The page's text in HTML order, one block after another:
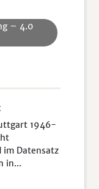
– 4.0
1946-
im Datensatz
in...